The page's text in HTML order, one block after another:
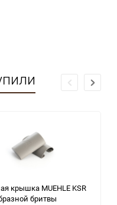
крышка MUEHLE KSR
бритвы